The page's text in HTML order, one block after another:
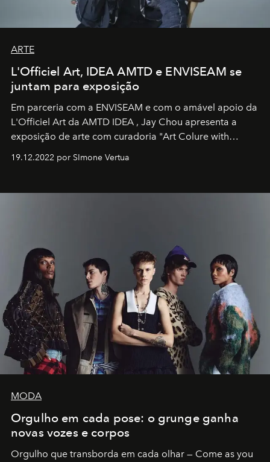
ARTE
L'Officiel Art, IDEA AMTD e ENVISEAM se
juntam para exposição
Em parceria com a ENVISEAM e com o amável apoio da
L'Officiel Art da AMTD IDEA , Jay Chou apresenta a
exposição de arte com curadoria "Art Colure with
19.12.2022 por SImone Vertua
MODA
Orgulho em cada pose: o grunge ganha
novas vozes e corpos
Orgulho que transborda em cada olhar — Come as you